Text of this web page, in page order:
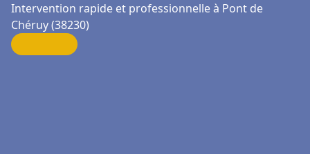
Intervention rapide et professionnelle à Pont de
Chéruy (38230)